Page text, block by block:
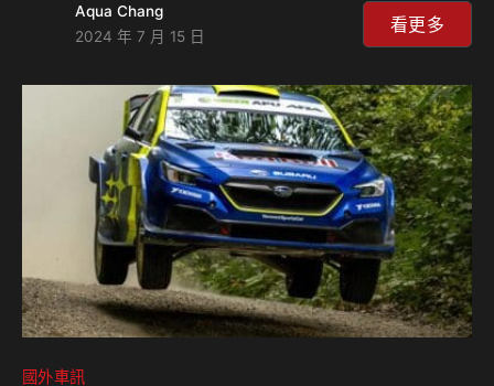
和 2020 年駕駛 Panamera 在紐柏林北環賽道創下同級紀
錄，最近一次則是駕駛 Panamera Turbo S 並創下 7&n…
Aqua Chang
2024 年 7 月 15 日
看更多
國外車訊